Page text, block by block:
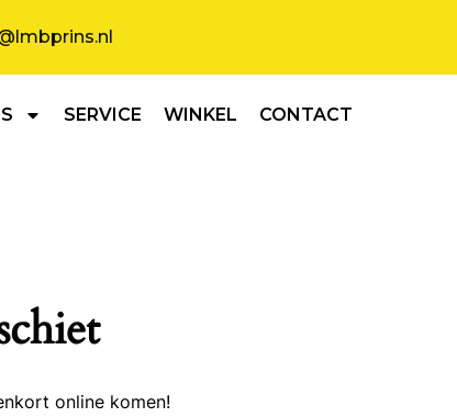
SERVICE WINKEL CONTACT
online komen!